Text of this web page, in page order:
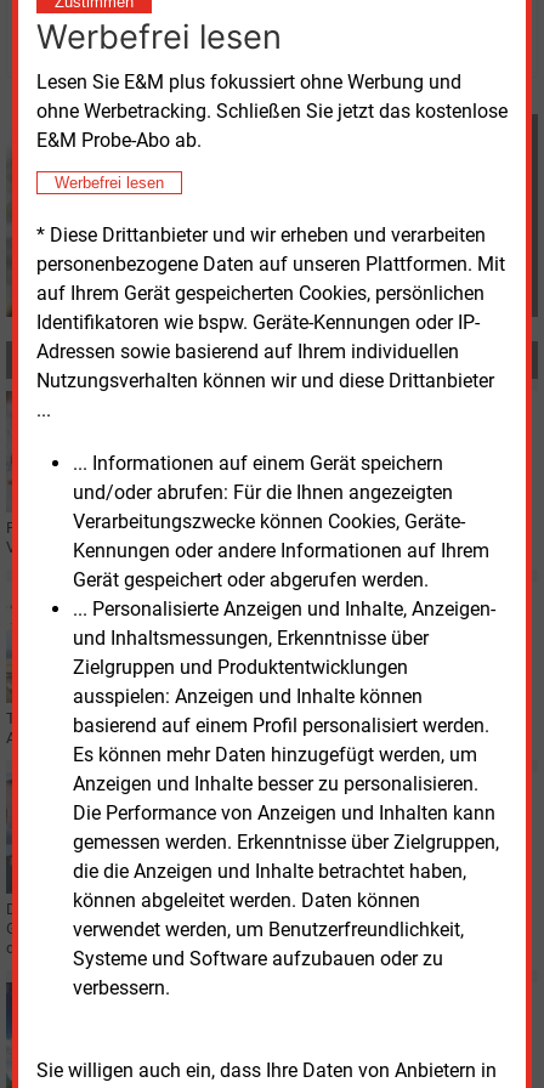
Werbefrei lesen
Lesen Sie E&M plus fokussiert ohne Werbung und
ohne Werbetracking. Schließen Sie jetzt das kostenlose
E&M Probe-Abo ab.
Werbefrei lesen
* Diese Drittanbieter und wir erheben und verarbeiten
personenbezogene Daten auf unseren Plattformen. Mit
auf Ihrem Gerät gespeicherten Cookies, persönlichen
Identifikatoren wie bspw. Geräte-Kennungen oder IP-
Adressen sowie basierend auf Ihrem individuellen
Nutzungsverhalten können wir und diese Drittanbieter
...
... Informationen auf einem Gerät speichern
und/oder abrufen: Für die Ihnen angezeigten
Verarbeitungszwecke können Cookies, Geräte-
Kennungen oder andere Informationen auf Ihrem
Gerät gespeichert oder abgerufen werden.
... Personalisierte Anzeigen und Inhalte, Anzeigen-
und Inhaltsmessungen, Erkenntnisse über
Zielgruppen und Produktentwicklungen
ausspielen: Anzeigen und Inhalte können
basierend auf einem Profil personalisiert werden.
Es können mehr Daten hinzugefügt werden, um
Anzeigen und Inhalte besser zu personalisieren.
Die Performance von Anzeigen und Inhalten kann
gemessen werden. Erkenntnisse über Zielgruppen,
die die Anzeigen und Inhalte betrachtet haben,
können abgeleitet werden. Daten können
verwendet werden, um Benutzerfreundlichkeit,
Systeme und Software aufzubauen oder zu
verbessern.
Sie willigen auch ein, dass Ihre Daten von Anbietern in
© 2026 Energie & Management GmbH
MEHR ZUM THEMA
Entega-Vorstand verlässt das Unternehmen
Personalvorstand Andreas Niedermaier scheidet zum 30. Juni aus dem
Vorstand der Entega AG aus.
Entega bekommt neuen Vorsitzenden
Thomas Schmidt übernimmt den Vorstandsvorsitz der Darmstädter Entega
AG. Er folgt auf Marie-Luise Wolff.
Freitag, 29.08.2025, 09:34
BILANZ
Darmstadt nimmt Millionenbetrag ein
Die Stadt Darmstadt hat in der Heag Holding AG die städtischen
Gesellschaften gebündelt. Die wirtschafteten im Geschäftsjahr 2024
durchaus erfolgreich.